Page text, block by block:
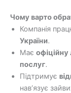
Чому варто
Компанія
України.
Має офіційну
послуг.
Підтримує
нав’язує